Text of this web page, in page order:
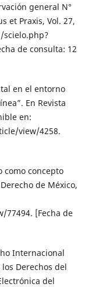
general N°
et Praxis, Vol. 27,
scielo.php?
de consulta: 12
en el entorno
En Revista
en:
view/4258.
como concepto
de México,
[Fecha de
Internacional
Derechos del
del